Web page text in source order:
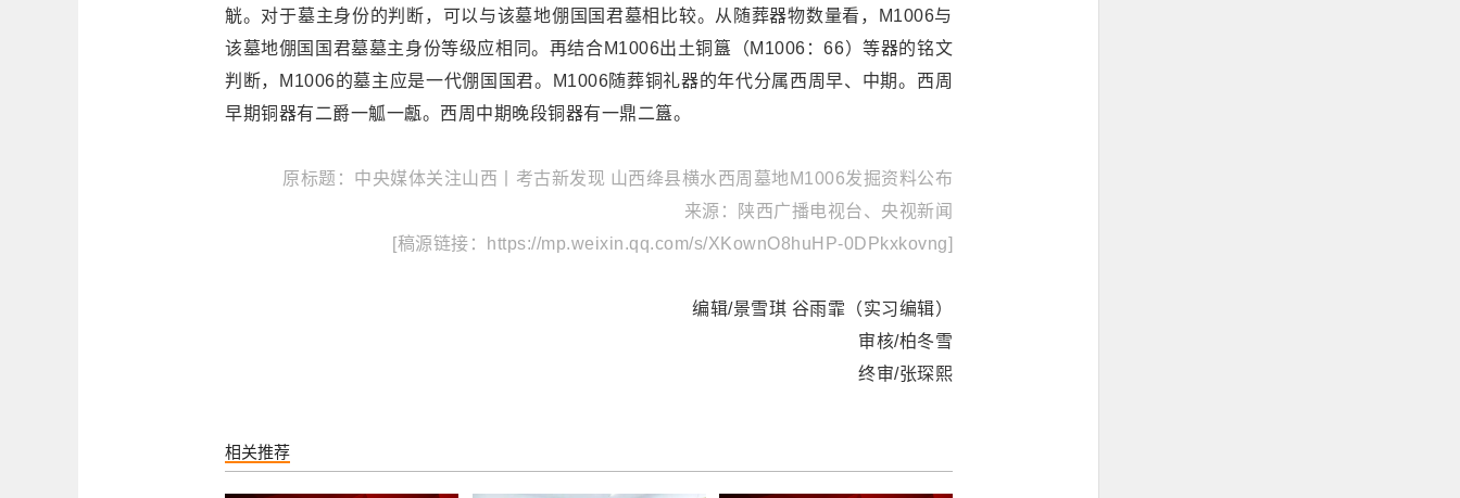
觥。对于墓主身份的判断，可以与该墓地倗国国君墓相比较。从随葬器物数量看，M1006与
该墓地倗国国君墓墓主身份等级应相同。再结合M1006出土铜簋（M1006：66）等器的铭文
判断，M1006的墓主应是一代倗国国君。M1006随葬铜礼器的年代分属西周早、中期。西周
早期铜器有二爵一觚一甗。西周中期晚段铜器有一鼎二簋。
原标题：中央媒体关注山西丨考古新发现 山西绛县横水西周墓地M1006发掘资料公布
来源：陕西广播电视台、央视新闻
[稿源链接：https://mp.weixin.qq.com/s/XKownO8huHP-0DPkxkovng]
编辑/景雪琪 谷雨霏（实习编辑）
审核/柏冬雪
终审/张琛熙
相关推荐